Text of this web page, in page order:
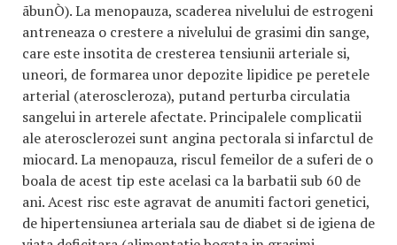
ãbunÒ). La menopauza, scaderea nivelului de estrogeni
antreneaza o crestere a nivelului de grasimi din sange,
care este insotita de cresterea tensiunii arteriale si,
uneori, de formarea unor depozite lipidice pe peretele
arterial (ateroscleroza), putand perturba circulatia
sangelui in arterele afectate. Principalele complicatii
ale aterosclerozei sunt angina pectorala si infarctul de
miocard. La menopauza, riscul femeilor de a suferi de o
boala de acest tip este acelasi ca la barbatii sub 60 de
ani. Acest risc este agravat de anumiti factori genetici,
de hipertensiunea arteriala sau de diabet si de igiena de